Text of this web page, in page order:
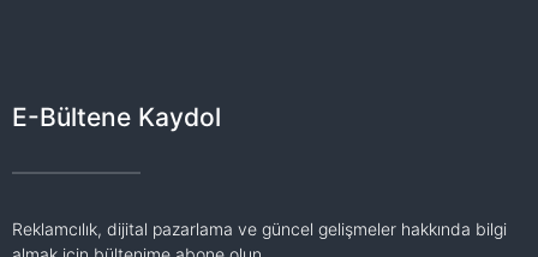
E-Bültene Kaydol
Reklamcılık, dijital pazarlama ve güncel gelişmeler hakkında bilgi